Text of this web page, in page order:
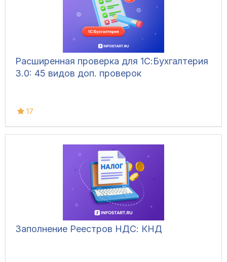
Расширенная проверка для 1С:Бухгалтерия
3.0: 45 видов доп. проверок
17
Заполнение Реестров НДС: КНД